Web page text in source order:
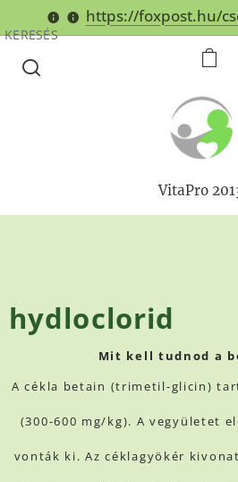
https://foxpost.hu/
VitaPro
KERESÉS
hydloclorid
Mit kell tudnod a
A cékla betain (trimetil-glicin)
(300-600 mg/kg). A vegyületet
vonták ki. Az céklagyökér